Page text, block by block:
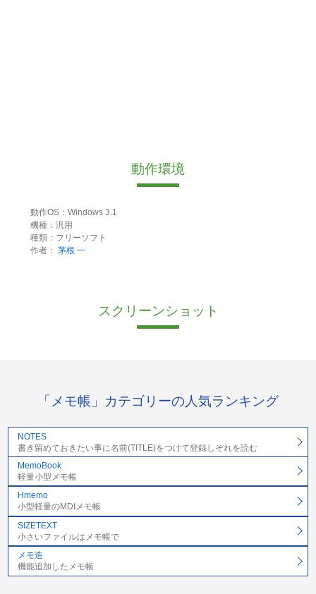
動作環境
動作OS：Windows 3.1
機種：汎用
種類：フリーソフト
作者： 茅根 一
スクリーンショット
「メモ帳」カテゴリーの人気ランキング
NOTES
書き留めておきたい事に名前(TITLE)をつけて登録しそれを読む
MemoBook
軽量小型メモ帳
Hmemo
小型軽量のMDIメモ帳
SIZETEXT
小さいファイルはメモ帳で
メモ造
機能追加したメモ帳